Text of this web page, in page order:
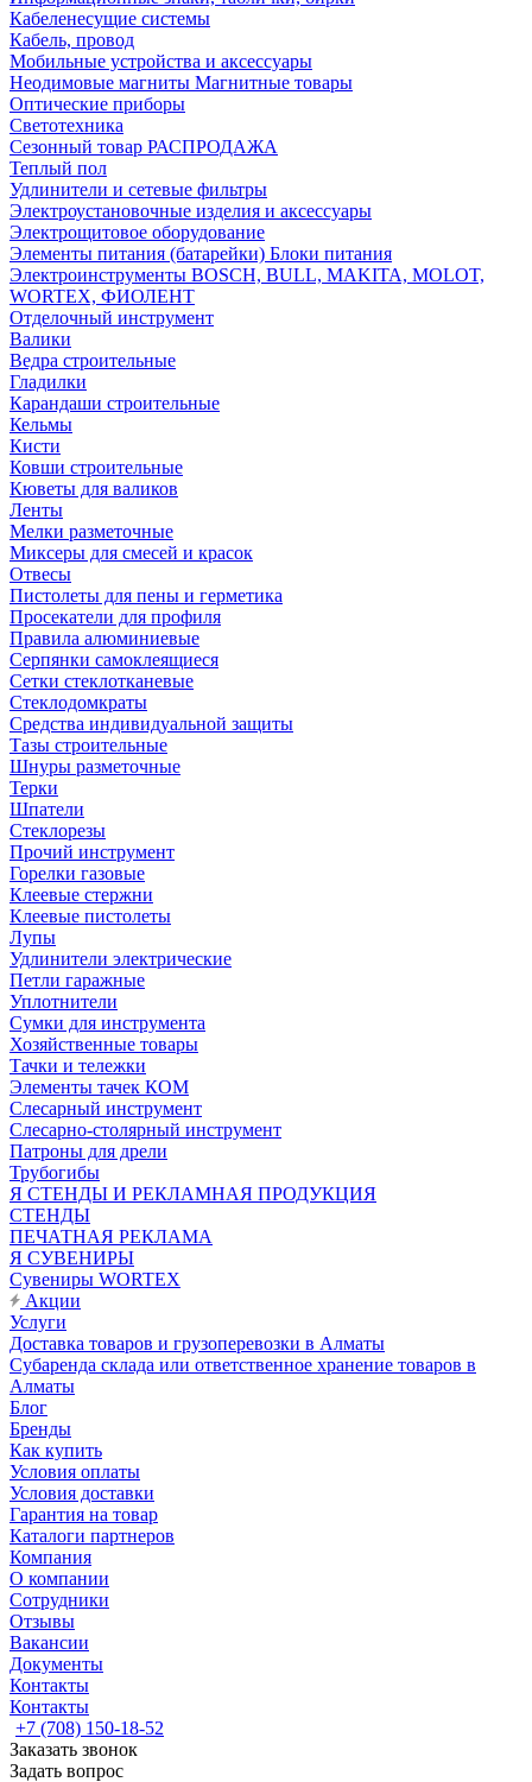
Кабеленесущие системы
Кабель, провод
Мобильные устройства и аксессуары
Неодимовые магниты Магнитные товары
Оптические приборы
Светотехника
Сезонный товар РАСПРОДАЖА
Теплый пол
Удлинители и сетевые фильтры
Электроустановочные изделия и аксессуары
Электрощитовое оборудование
Элементы питания (батарейки) Блоки питания
Электроинструменты BOSCH, BULL, MAKITA, MOLOT,
WORTEX, ФИОЛЕНТ
Отделочный инструмент
Валики
Ведра строительные
Гладилки
Карандаши строительные
Кельмы
Кисти
Ковши строительные
Кюветы для валиков
Ленты
Мелки разметочные
Миксеры для смесей и красок
Отвесы
Пистолеты для пены и герметика
Просекатели для профиля
Правила алюминиевые
Серпянки самоклеящиеся
Сетки стеклотканевые
Стеклодомкраты
Средства индивидуальной защиты
Тазы строительные
Шнуры разметочные
Терки
Шпатели
Стеклорезы
Прочий инструмент
Горелки газовые
Клеевые стержни
Клеевые пистолеты
Лупы
Удлинители электрические
Петли гаражные
Уплотнители
Сумки для инструмента
Хозяйственные товары
Тачки и тележки
Элементы тачек КОМ
Слесарный инструмент
Слесарно-столярный инструмент
Патроны для дрели
Трубогибы
Я СТЕНДЫ И РЕКЛАМНАЯ ПРОДУКЦИЯ
СТЕНДЫ
ПЕЧАТНАЯ РЕКЛАМА
Я СУВЕНИРЫ
Сувениры WORTEX
Акции
Услуги
Доставка товаров и грузоперевозки в Алматы
Субаренда склада или ответственное хранение товаров в
Алматы
Блог
Бренды
Как купить
Условия оплаты
Условия доставки
Гарантия на товар
Каталоги партнеров
Компания
О компании
Сотрудники
Отзывы
Вакансии
Документы
Контакты
Контакты
+7 (708) 150-18-52
Заказать звонок
Задать вопрос